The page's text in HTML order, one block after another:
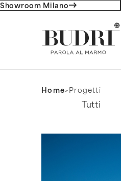
Showroom Milano
Home Progetti
Filtro progetti
Tutti